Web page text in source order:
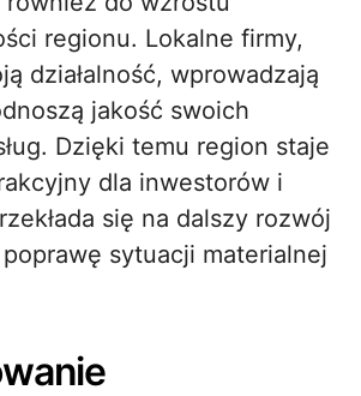
regionu. Lokalne firmy,
działalność, wprowadzają
jakość swoich
Dzięki temu region staje
dla inwestorów i
się na dalszy rozwój
sytuacji materialnej